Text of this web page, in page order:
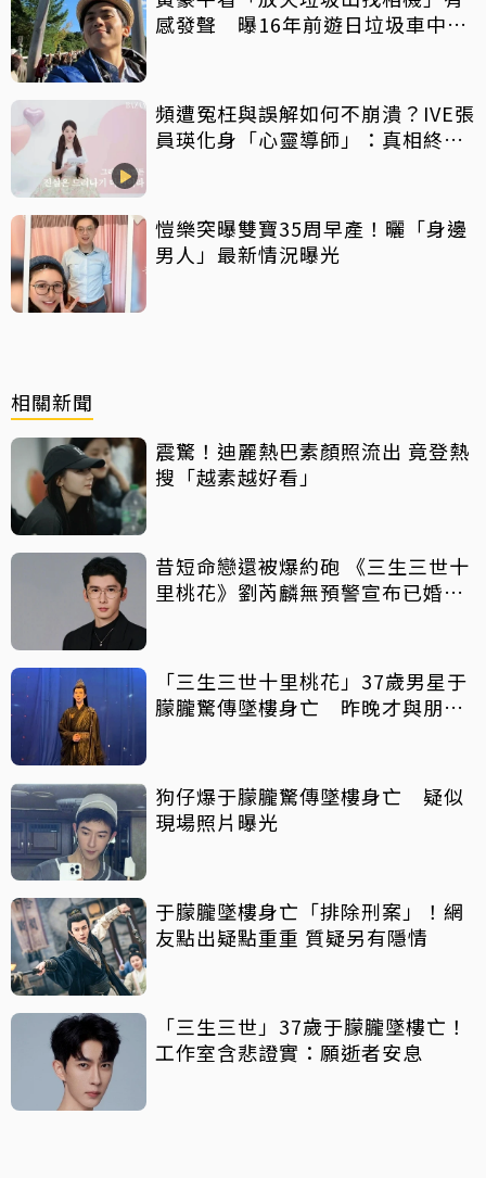
感發聲 曝16年前遊日垃圾車中含
頻遭冤枉與誤解如何不崩潰？IVE張
員瑛化身「心靈導師」：真相終會
愷樂突曝雙寶35周早產！曬「身邊
男人」最新情況曝光
相關新聞
震驚！迪麗熱巴素顏照流出 竟登熱
搜「越素越好看」
昔短命戀還被爆約砲 《三生三世十
里桃花》劉芮麟無預警宣布已婚生
「三生三世十里桃花」37歲男星于
朦朧驚傳墜樓身亡 昨晚才與朋友
狗仔爆于朦朧驚傳墜樓身亡 疑似
現場照片曝光
于朦朧墜樓身亡「排除刑案」！網
友點出疑點重重 質疑另有隱情
「三生三世」37歲于朦朧墜樓亡！
工作室含悲證實：願逝者安息